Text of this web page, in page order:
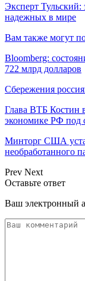
Эксперт
надежных в мире
Вам также могут
Bloomberg:
722 млрд долларов
Сбережения
Глава ВТБ Костин
экономике РФ под
Минторг США
необработанного
Prev Next
Оставьте ответ
Ваш электронный